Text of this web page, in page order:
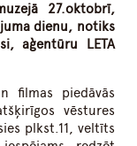
27.oktobrī,
dienu, notiks
aģentūru LETA
filmas piedāvās
vēstures
plkst.11, veltīts